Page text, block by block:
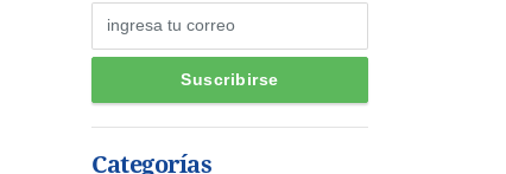
Categorías